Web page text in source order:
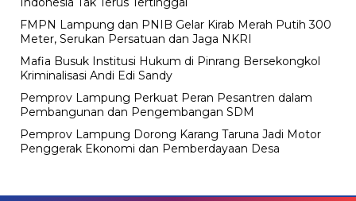
FMPN Lampung dan PNIB Gelar Kirab Merah Putih 300
Meter, Serukan Persatuan dan Jaga NKRI
Mafia Busuk Institusi Hukum di Pinrang Bersekongkol
Kriminalisasi Andi Edi Sandy
Pemprov Lampung Perkuat Peran Pesantren dalam
Pembangunan dan Pengembangan SDM
Pemprov Lampung Dorong Karang Taruna Jadi Motor
Penggerak Ekonomi dan Pemberdayaan Desa